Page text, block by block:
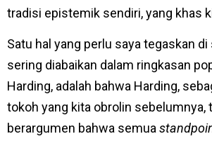
tradisi epistemik sendiri, yang khas
Satu hal yang perlu saya tegaskan di
sering diabaikan dalam ringkasan
Harding, adalah bahwa Harding,
tokoh yang kita obrolin sebelumnya,
berargumen bahwa semua